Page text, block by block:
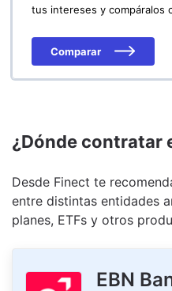
tus intereses y compáralos
Comparar
¿Dónde contratar
Desde Finect te
entre distintas entidades
planes, ETFs y otros
EBN